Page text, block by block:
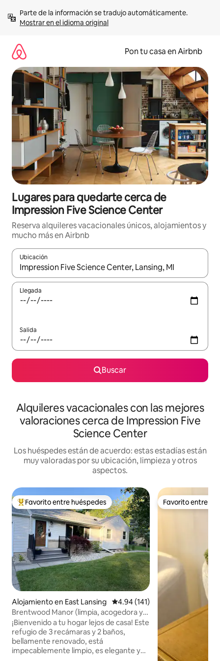
contenidoMostrar en el idioma original
Pon tu casa en Airbnb
Lugares para quedarte cerca de
Impression Five Science Center
Reserva alquileres vacacionales únicos, alojamientos y
mucho más en Airbnb
Ubicación
Cuando los resultados estén disponibles, navega con las
Llegada
Salida
Buscar
Alquileres vacacionales con las mejores
valoraciones cerca de Impression Five
Science Center
Los huéspedes están de acuerdo: estas estadías están
muy valoradas por su ubicación, limpieza y otros
aspectos.
Favorito entre huéspedes preferido
Favorito entre huéspedes
Alojamiento en East Lansing Calificación promedio: 4.94 de
4.94 (141)
Brentwood Manor (limpia, acogedora y
tranquila)
¡Bienvenido a tu hogar lejos de casa! Este
refugio de 3 recámaras y 2 baños,
bellamente renovado, está
impecablemente limpio, es elegante y
Favorito entre
Favorito entre